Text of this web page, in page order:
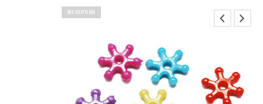
ИЗЧЕРПАН